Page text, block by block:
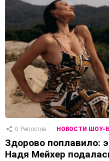
0 Репостов НОВОСТИ ШОУ-
Здорово поплавило:
Надя Мейхер